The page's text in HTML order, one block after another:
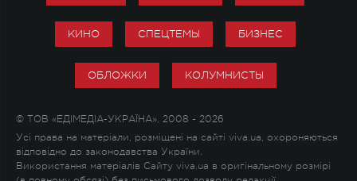
КИНО СПЕЦТЕМЫ БИЗНЕС
ОБЛОЖКИ КОЛУМНИСТЫ
© ТОВ «ЕДІМЕДІА-УКРАЇНА», 2008 - 2026
Усі права на матеріали, розміщені на сайті viva.ua, охороняються
відповідно до законодавства України.
Використання матеріалів Сайту viva.ua в оригінальному розмірі